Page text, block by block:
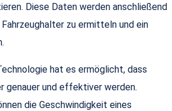
Diese Daten werden anschließend
zu ermitteln und ein
hat es ermöglicht, dass
genauer und effektiver werden.
die Geschwindigkeit eines